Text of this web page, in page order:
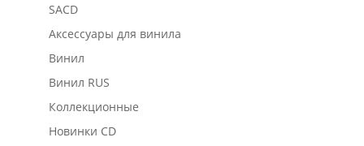
SACD
Аксессуары для винила
Винил
Винил RUS
Коллекционные
Новинки CD